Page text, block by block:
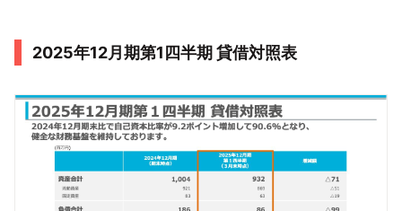
2025年12月期第1四半期 貸借対照表